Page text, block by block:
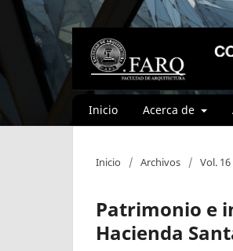
Inicio Acerca de
Inicio / Archivos / Vol.
Patrimonio e
Hacienda